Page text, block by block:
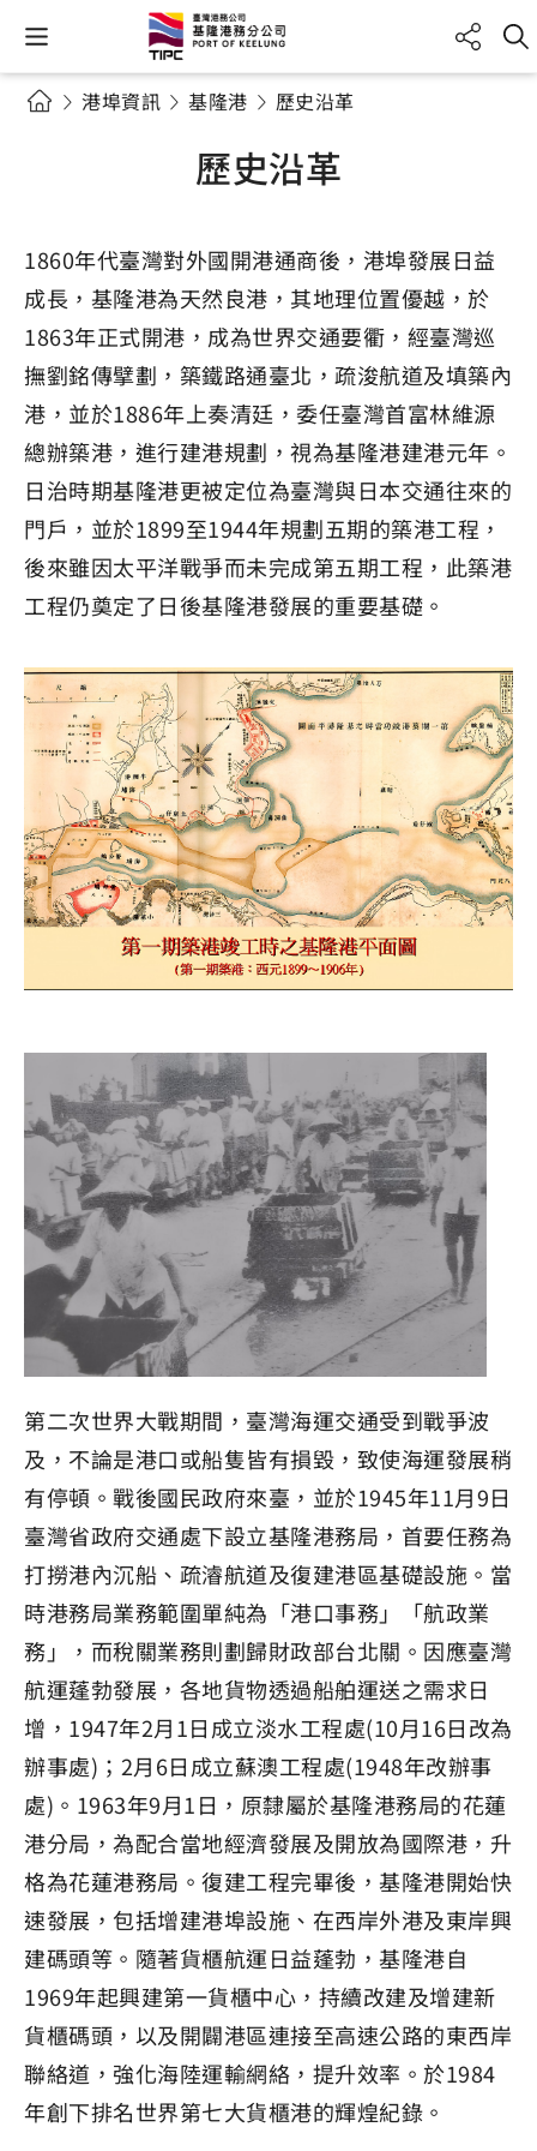
港埠資訊 基隆港 歷史沿革
歷史沿革
1860年代臺灣對外國開港通商後，港埠發展日益
成長，基隆港為天然良港，其地理位置優越，於
1863年正式開港，成為世界交通要衢，經臺灣巡
撫劉銘傳擘劃，築鐵路通臺北，疏浚航道及填築內
港，並於1886年上奏清廷，委任臺灣首富林維源
總辦築港，進行建港規劃，視為基隆港建港元年。
日治時期基隆港更被定位為臺灣與日本交通往來的
門戶，並於1899至1944年規劃五期的築港工程，
後來雖因太平洋戰爭而未完成第五期工程，此築港
工程仍奠定了日後基隆港發展的重要基礎。
第二次世界大戰期間，臺灣海運交通受到戰爭波
及，不論是港口或船隻皆有損毀，致使海運發展稍
有停頓。戰後國民政府來臺，並於1945年11月9日
臺灣省政府交通處下設立基隆港務局，首要任務為
打撈港內沉船、疏濬航道及復建港區基礎設施。當
時港務局業務範圍單純為「港口事務」「航政業
務」，而稅關業務則劃歸財政部台北關。因應臺灣
航運蓬勃發展，各地貨物透過船舶運送之需求日
增，1947年2月1日成立淡水工程處(10月16日改為
辦事處)；2月6日成立蘇澳工程處(1948年改辦事
處)。1963年9月1日，原隸屬於基隆港務局的花蓮
港分局，為配合當地經濟發展及開放為國際港，升
格為花蓮港務局。復建工程完畢後，基隆港開始快
速發展，包括增建港埠設施、在西岸外港及東岸興
建碼頭等。隨著貨櫃航運日益蓬勃，基隆港自
1969年起興建第一貨櫃中心，持續改建及增建新
貨櫃碼頭，以及開闢港區連接至高速公路的東西岸
聯絡道，強化海陸運輸網絡，提升效率。於1984
年創下排名世界第七大貨櫃港的輝煌紀錄。